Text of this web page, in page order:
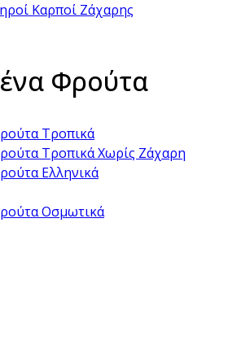
Καρποί Ζάχαρης
Φρούτα
Τροπικά
Τροπικά Χωρίς Ζάχαρη
Ελληνικά
Οσμωτικά